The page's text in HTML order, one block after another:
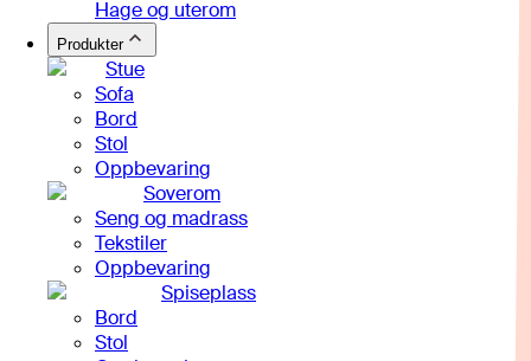
Hage og uterom
Produkter
Stue
Sofa
Bord
Stol
Oppbevaring
Soverom
Seng og madrass
Tekstiler
Oppbevaring
Spiseplass
Bord
Stol